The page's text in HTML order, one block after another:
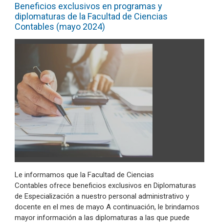
Beneficios exclusivos en programas y
diplomaturas de la Facultad de Ciencias
Contables (mayo 2024)
Le informamos que la Facultad de Ciencias
Contables ofrece beneficios exclusivos en Diplomaturas
de Especialización a nuestro personal administrativo y
docente en el mes de mayo A continuación, le brindamos
mayor información a las diplomaturas a las que puede